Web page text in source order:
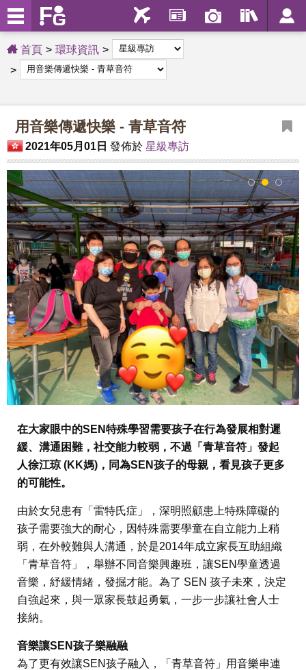
首頁 環球資訊
用音樂傳遞快樂 - 青草音符
2021年05月01日 發佈於 星級專訪
1 2 3
在大家眼中的SEN特殊學習需要孩子在行為發展相對遲
緩、溝通困難，社交能力較弱，不過「青草音符」發起
人徐江琼 (KK媽)，同為SEN孩子的母親，看見孩子更多
的可能性。
由於女兒患有「雷特氏症」，深明照顧患上特殊障礙的
孩子需要強大的耐心，因特殊需要學童在自立能力上稍
弱，在外較難與人溝通，於是2014年成立家長互助組織
「青草音符」，舉辦不同音樂興趣班，讓SEN學童透過
音樂，紓緩情緒，發掘才能。為了 SEN 孩子未來，決定
自強起來，與一眾家長鼓起勇氣，一步一步讓社會人士
接納。
音樂讓SEN孩子樂融融
為了更有效讓SEN孩子融入，「青草音符」用音樂串連